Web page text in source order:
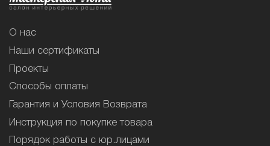
О нас
Наши сертификаты
Проекты
Способы оплаты
Гарантия и Условия Возврата
Инструкция по покупке товара
Порядок работы с юр.лицами